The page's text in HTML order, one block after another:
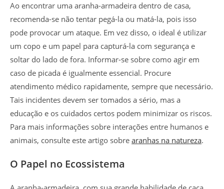
Ao encontrar uma aranha-armadeira dentro de casa,
recomenda-se não tentar pegá-la ou matá-la, pois isso
pode provocar um ataque. Em vez disso, o ideal é utilizar
um copo e um papel para capturá-la com segurança e
soltar do lado de fora. Informar-se sobre como agir em
caso de picada é igualmente essencial. Procure
atendimento médico rapidamente, sempre que necessário.
Tais incidentes devem ser tomados a sério, mas a
educação e os cuidados certos podem minimizar os riscos.
Para mais informações sobre interações entre humanos e
animais, consulte este artigo sobre aranhas na natureza.
O Papel no Ecossistema